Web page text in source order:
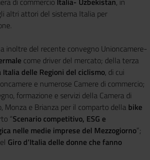
altri attori del sistema Italia per
inoltre del recente convegno Unioncamere-
come driver del mercato; della terza
Italia delle Regioni del ciclismo, di cui
e numerose Camere di commercio;
formazione e servizi della Camera di
Monza e Brianza per il comparto della bike
“Scenario competitivo, ESG e
nelle medie imprese del Mezzogiorno”;
Giro d’Italia delle donne che fanno